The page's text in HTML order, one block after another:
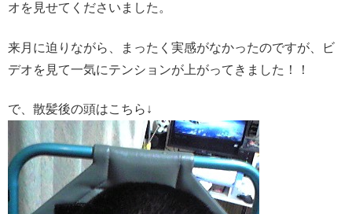
オを見せてくださいました。
来月に迫りながら、まったく実感がなかったのですが、ビ
デオを見て一気にテンションが上がってきました！！
で、散髪後の頭はこちら↓